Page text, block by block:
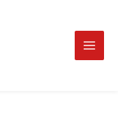
Main